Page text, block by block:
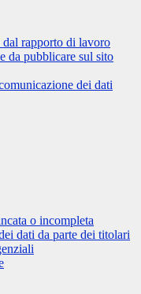
rapporto di lavoro
da pubblicare sul sito
dei dati
o incompleta
dati da parte dei titolari